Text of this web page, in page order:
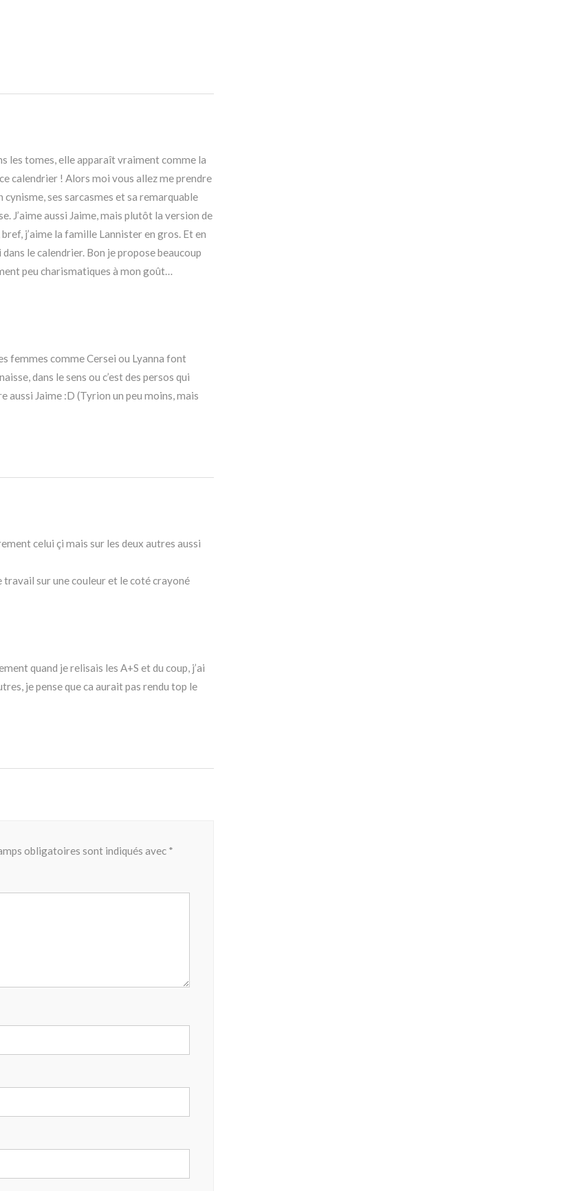
les tomes, elle apparaît vraiment comme la
calendrier ! Alors moi vous allez me prendre
ses sarcasmes et sa remarquable
J’aime aussi Jaime, mais plutôt la version de
j’aime la famille Lannister en gros. Et en
le calendrier. Bon je propose beaucoup
peu charismatiques à mon goût…
femmes comme Cersei ou Lyanna font
dans le sens ou c’est des persos qui
aussi Jaime :D (Tyrion un peu moins, mais
celui çi mais sur les deux autres aussi
travail sur une couleur et le coté crayoné
quand je relisais les A+S et du coup, j’ai
je pense que ca aurait pas rendu top le
obligatoires sont indiqués avec *